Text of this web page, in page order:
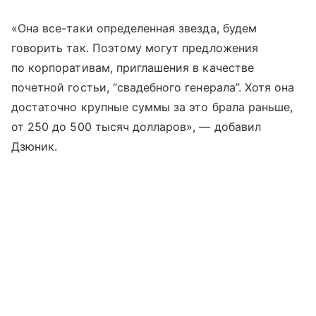
«Она все-таки определенная звезда, будем
говорить так. Поэтому могут предложения
по корпоративам, приглашения в качестве
почетной гостьи, “свадебного генерала”. Хотя она
достаточно крупные суммы за это брала раньше,
от 250 до 500 тысяч долларов», — добавил
Дзюник.